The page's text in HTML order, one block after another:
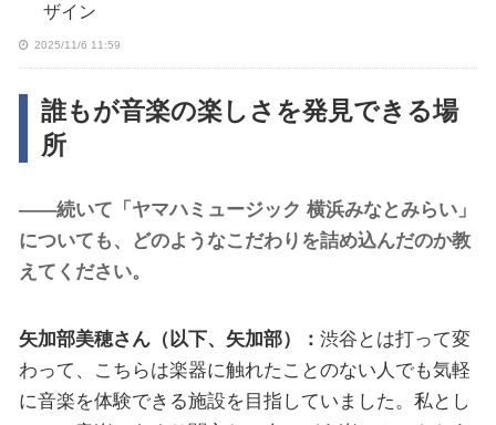
ザイン
2025/11/6 11:59
誰もが音楽の楽しさを発見できる場
所
――続いて「ヤマハミュージック 横浜みなとみらい」
についても、どのようなこだわりを詰め込んだのか教
えてください。
矢加部美穂さん（以下、矢加部）： 渋谷とは打って変
わって、こちらは楽器に触れたことのない人でも気軽
に音楽を体験できる施設を目指していました。私とし